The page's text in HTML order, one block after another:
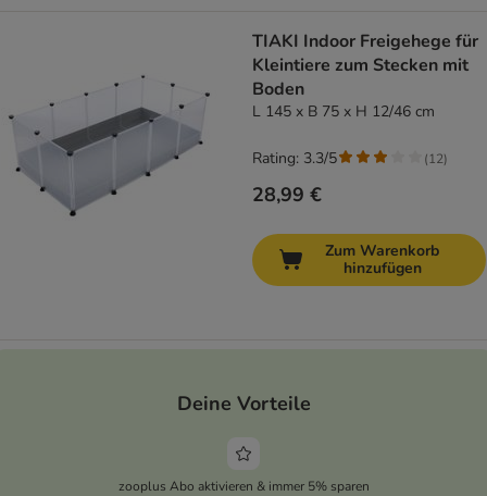
TIAKI Indoor Freigehege für
Kleintiere zum Stecken mit
Boden
L 145 x B 75 x H 12/46 cm
28,99 €
Rating: 3.3/5 (12)
Zum Warenkorb
hinzufügen
Deine Vorteile
zooplus Abo aktivieren & immer 5% sparen